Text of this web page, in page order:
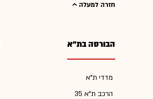
חזרה למעלה
הבורסה בת"א
מדדי ת"א
הרכב ת"א 35